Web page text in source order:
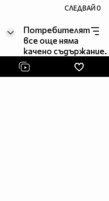
СЛЕДВАЙ0
Потребителят
все още няма
качено съдържание.